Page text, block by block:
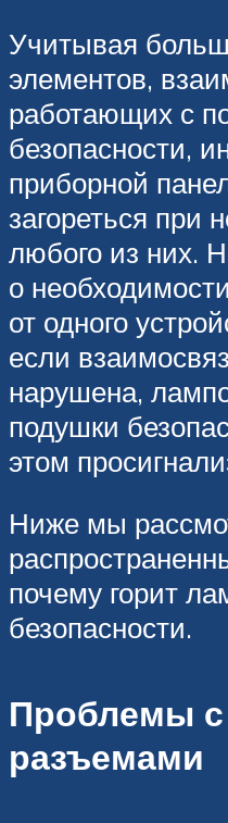
Учитывая
элементов,
работающих с
безопасности,
приборной
загореться при
любого из них.
о
от одного
если
нарушена,
подушки
этом
Ниже мы
почему горит
безопасности.
Проблемы
разъемами